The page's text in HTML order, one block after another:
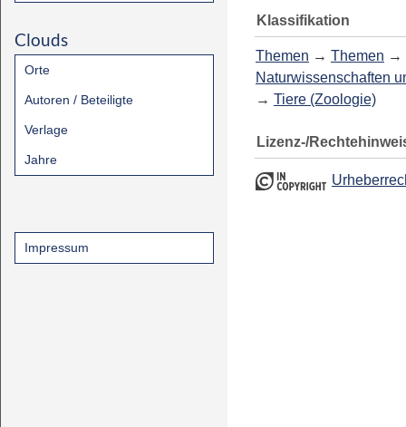
Clouds
Orte
Autoren / Beteiligte
Verlage
Jahre
Impressum
Klassifikation
Themen → Themen →
Naturwissenschaften
→ Tiere (Zoologie)
Lizenz-/